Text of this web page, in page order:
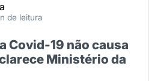
de leitura
Covid-19 não causa
Ministério da